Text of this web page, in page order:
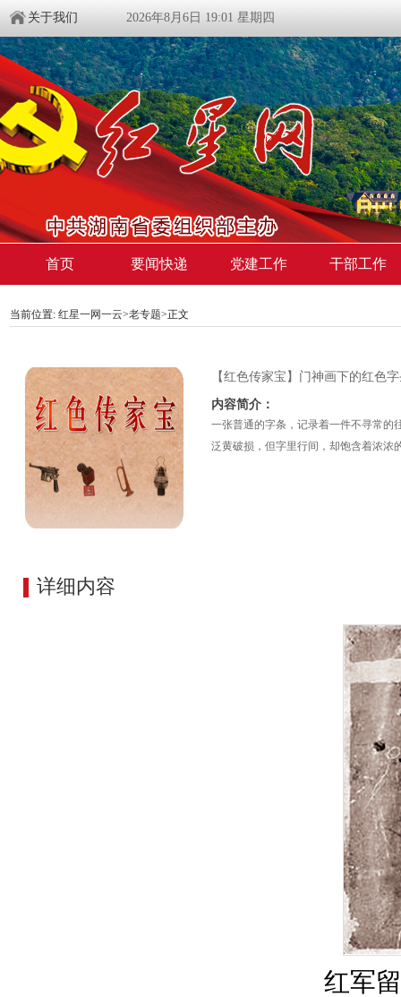
关于我们 2026年8月6日 19:01 星期四
首页 要闻快递 党建工作 干部工作
当前位置: 红星一网一云>老专题>正文
【红色传家宝】门神画下的红色
内容简介：
一张普通的字条，记录着一件不寻常的
泛黄破损，但字里行间，却饱含着浓浓
详细内容
红军